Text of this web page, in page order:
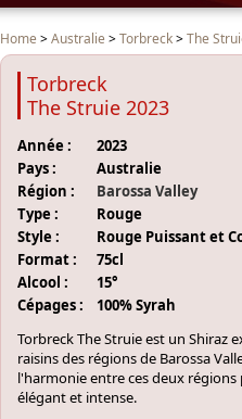
Home >Australie >Torbreck>The
Torbreck
The Struie 2023
Année :
2023
Pays :
Australie
Région :
Barossa Valley
Type :
Rouge
Style :
Rouge Puissant et
Format :
75cl
Alcool :
15°
Cépages :
100% Syrah
Torbreck The Struie est un Shiraz
raisins des régions de Barossa
l'harmonie entre ces deux
élégant et intense.